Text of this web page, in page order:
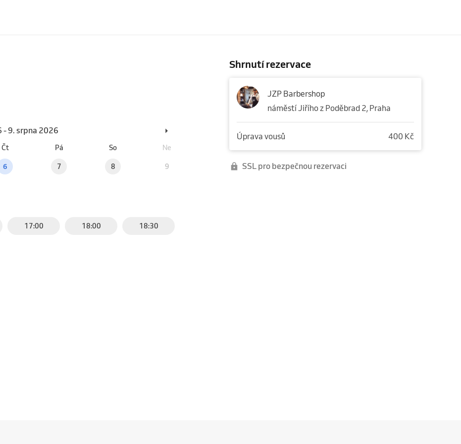
- 9. srpna 2026
Čt Pá So Ne
6 7 8 9
17:00 18:00 18:30
Shrnutí rezervace
JZP Barbershop
náměstí Jiřího z Poděbrad 2, Praha
Úprava vousů 400 Kč
SSL pro bezpečnou rezervaci